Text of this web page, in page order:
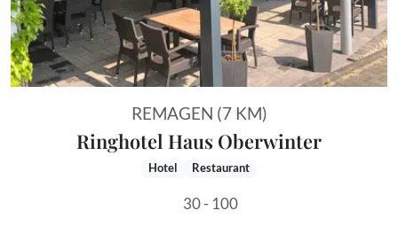
REMAGEN (7 KM)
Ringhotel Haus Oberwinter
Hotel Restaurant
30 - 100